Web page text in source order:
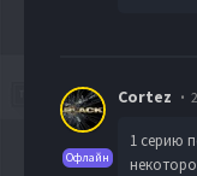
Офлайн
Cortez
1 серию